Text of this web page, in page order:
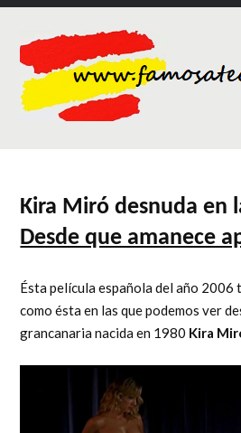
Kira Miró desnuda en
Desde que amanece
Ésta película española del año 2006
como ésta en las que podemos ver
grancanaria nacida en 1980 Kira